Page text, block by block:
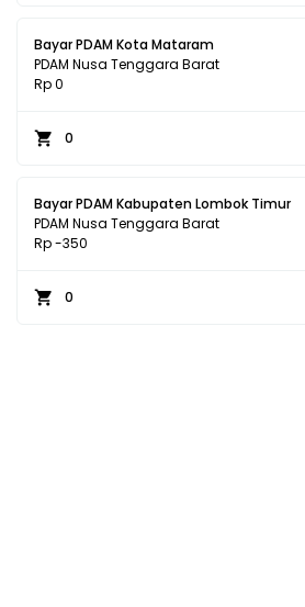
Bayar PDAM Kota Mataram
PDAM Nusa Tenggara Barat
Rp 0
0
Bayar PDAM Kabupaten Lombok Timur
PDAM Nusa Tenggara Barat
Rp -350
0